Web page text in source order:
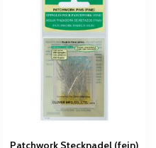
Patchwork Stecknadel (fein)